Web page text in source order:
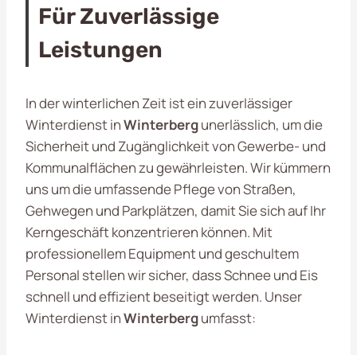
Für Zuverlässige
Leistungen
In der winterlichen Zeit ist ein zuverlässiger
Winterdienst inWinterbergunerlässlich, um die
Sicherheit und Zugänglichkeit von Gewerbe- und
Kommunalflächen zu gewährleisten. Wir kümmern
uns um die umfassende Pflege von Straßen,
Gehwegen und Parkplätzen, damit Sie sich auf Ihr
Kerngeschäft konzentrieren können. Mit
professionellem Equipment und geschultem
Personal stellen wir sicher, dass Schnee und Eis
schnell und effizient beseitigt werden. Unser
Winterdienst inWinterbergumfasst: